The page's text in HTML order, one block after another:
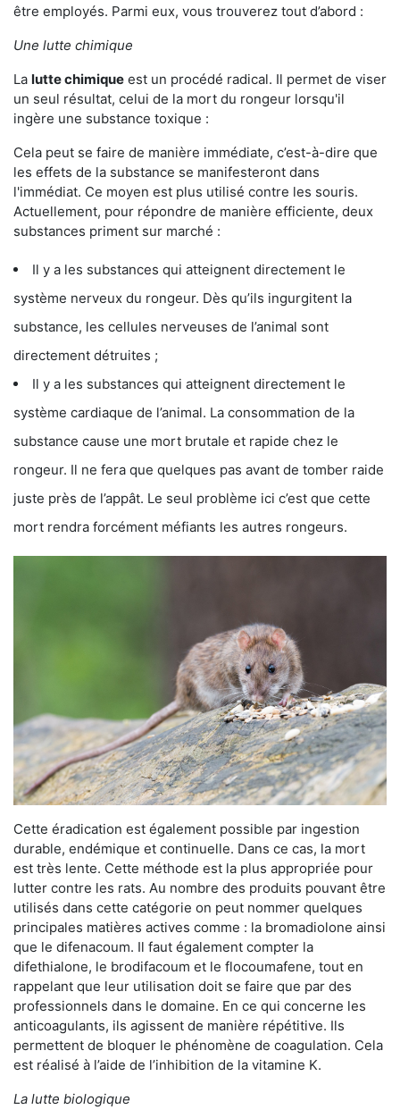
être employés. Parmi eux, vous trouverez tout d’abord :
Une lutte chimique
La lutte chimique est un procédé radical. Il permet de viser
un seul résultat, celui de la mort du rongeur lorsqu'il
ingère une substance toxique :
Cela peut se faire de manière immédiate, c’est-à-dire que
les effets de la substance se manifesteront dans
l'immédiat. Ce moyen est plus utilisé contre les souris.
Actuellement, pour répondre de manière efficiente, deux
substances priment sur marché :
Il y a les substances qui atteignent directement le
système nerveux du rongeur. Dès qu’ils ingurgitent la
substance, les cellules nerveuses de l’animal sont
directement détruites ;
Il y a les substances qui atteignent directement le
système cardiaque de l’animal. La consommation de la
substance cause une mort brutale et rapide chez le
rongeur. Il ne fera que quelques pas avant de tomber raide
juste près de l’appât. Le seul problème ici c’est que cette
mort rendra forcément méfiants les autres rongeurs.
Cette éradication est également possible par ingestion
durable, endémique et continuelle. Dans ce cas, la mort
est très lente. Cette méthode est la plus appropriée pour
lutter contre les rats. Au nombre des produits pouvant être
utilisés dans cette catégorie on peut nommer quelques
principales matières actives comme : la bromadiolone ainsi
que le difenacoum. Il faut également compter la
difethialone, le brodifacoum et le flocoumafene, tout en
rappelant que leur utilisation doit se faire que par des
professionnels dans le domaine. En ce qui concerne les
anticoagulants, ils agissent de manière répétitive. Ils
permettent de bloquer le phénomène de coagulation. Cela
est réalisé à l’aide de l’inhibition de la vitamine K.
La lutte biologique